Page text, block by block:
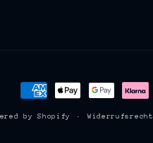
Zahlungsmethoden
by Shopify Widerrufsrecht